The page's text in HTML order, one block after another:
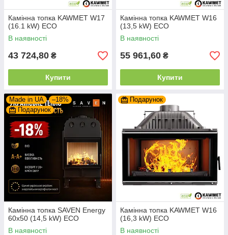
Камінна топка KAWMET W17
(16.1 kW) EСO
В наявності
43 724,80 ₴
Купити
Камінна топка KAWMET W16
(13,5 kW) ECO
В наявності
55 961,60 ₴
Купити
Made in UA
–18%
Подарунок
Камінна топка SAVEN Energy
60х50 (14,5 kW) ECO
В наявності
Подарунок
Камінна топка KAWMET W16
(16,3 kW) ECO
В наявності